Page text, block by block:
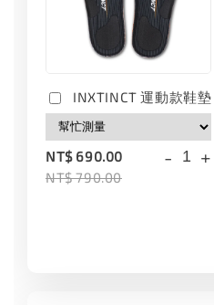
INXTINCT 運動款鞋墊
NT$ 690.00
NT$ 790.00
- +